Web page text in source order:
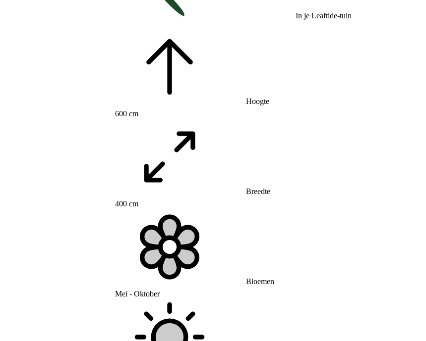
In je Leaftide-tuin
Hoogte
600 cm
Breedte
400 cm
Bloemen
Mei - Oktober